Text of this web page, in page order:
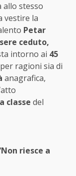
allo stesso
vestire la
Petar
ceduto,
intorno ai 45
ragioni sia di
anagrafica,
classe del
riesce a